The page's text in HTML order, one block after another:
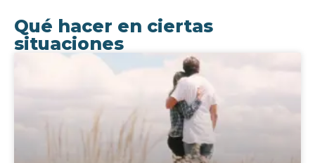
Qué hacer en ciertas
situaciones